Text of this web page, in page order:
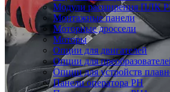
Модули расширения ПЛК
Монтажные панели
Моторные дроссели
Моторы
Опции для двигателей
Опции для
Опции для устройств
Панели оператора PH